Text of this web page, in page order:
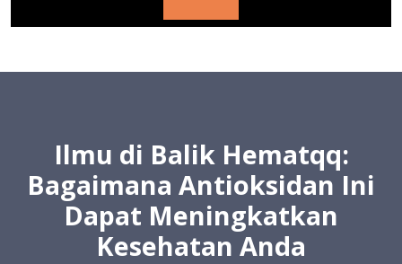
Ilmu di Balik Hematqq:
Bagaimana Antioksidan Ini
Dapat Meningkatkan
Kesehatan Anda